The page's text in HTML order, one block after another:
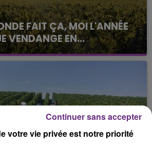
FAIT ÇA, MOI L'ANNÉE
VENDANGE EN...
Champagne a débuté ce jeudi 6
de Montgueux (Aube). Du
votre vie privée est notre priorité
Continuer sans accepter